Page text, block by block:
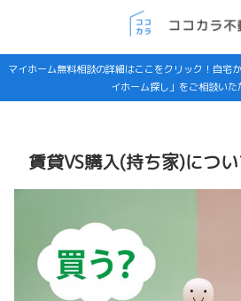
マイホーム無料相談の詳細はここをクリック！自宅
イホーム探し」をご相談いた
賃貸VS購入(持ち家)につ